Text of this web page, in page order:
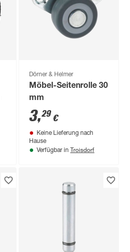
Dörner & Helmer
Möbel-Seitenrolle 30
mm
3,29 €
Keine Lieferung nach
Hause
Verfügbar in Troisdorf